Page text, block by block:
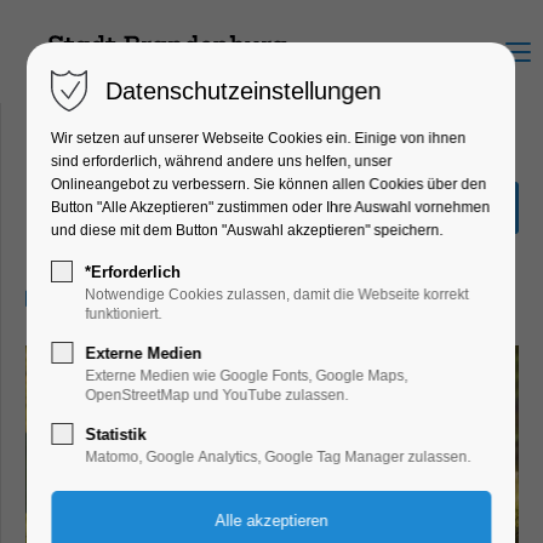
Menu
Hatha Yoga
Bildung, Vortrag, Verein
31.03.2025, 19:00–20:30
Datenschutzeinstellungen
Wir setzen auf unserer Webseite Cookies ein. Einige von ihnen
sind erforderlich, während andere uns helfen, unser
Onlineangebot zu verbessern. Sie können allen Cookies über den
Button "Alle Akzeptieren" zustimmen oder Ihre Auswahl vornehmen
und diese mit dem Button "Auswahl akzeptieren" speichern.
*Erforderlich
Notwendige Cookies zulassen, damit die Webseite korrekt
funktioniert.
Externe Medien
Externe Medien wie Google Fonts, Google Maps,
OpenStreetMap und YouTube zulassen.
Statistik
Matomo, Google Analytics, Google Tag Manager zulassen.